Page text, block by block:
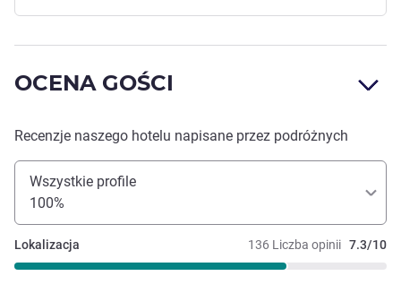
OCENA GOŚCI
Recenzje naszego hotelu napisane przez podróżnych
Wszystkie profile
100%
136 Liczba opinii 7.3/10
Lokalizacja